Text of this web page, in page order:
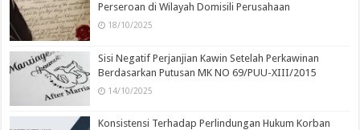
Perseroan di Wilayah Domisili Perusahaan
18/10/2025
Sisi Negatif Perjanjian Kawin Setelah Perkawinan
Berdasarkan Putusan MK NO 69/PUU-XIII/2015
14/10/2025
Konsistensi Terhadap Perlindungan Hukum Korban